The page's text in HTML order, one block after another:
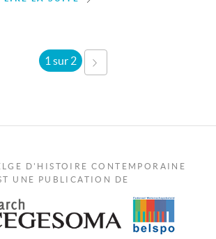
1 sur 2
D'HISTOIRE CONTEMPORAINE
UNE PUBLICATION DE